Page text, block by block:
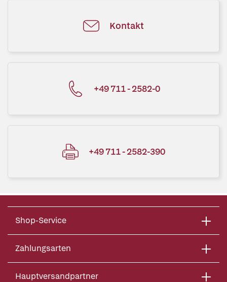
Kontakt
+49 711 - 2582-0
+49 711 - 2582-390
Shop-Service
Zahlungsarten
Hauptversandpartner